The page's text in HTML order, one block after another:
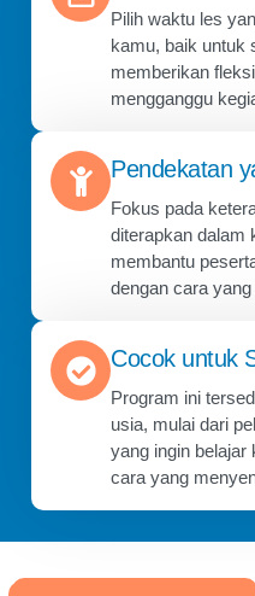
Pilih waktu les
kamu, baik untuk
memberikan
mengganggu
Pendekatan
Fokus pada
diterapkan dalam
membantu
dengan cara
Cocok untuk
Program ini
usia, mulai dari
yang ingin belajar
cara yang